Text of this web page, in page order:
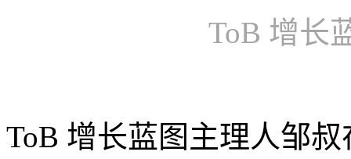
ToB 增长
ToB 增长蓝图主理人邹